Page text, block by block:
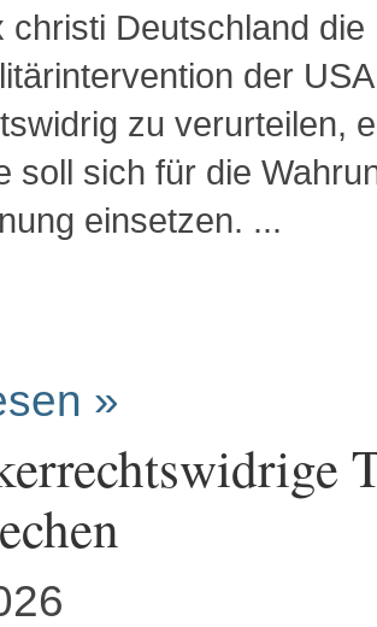
christi Deutschland
der
zu verurteilen,
soll sich für die
einsetzen. ...
»